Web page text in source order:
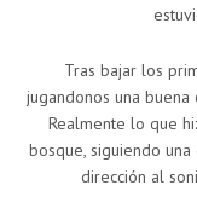
Tras bajar los
jugandonos una
Realmente lo que
bosque, siguiendo
dirección al